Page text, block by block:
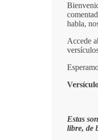
habla,
Accede
Estas
libre, de